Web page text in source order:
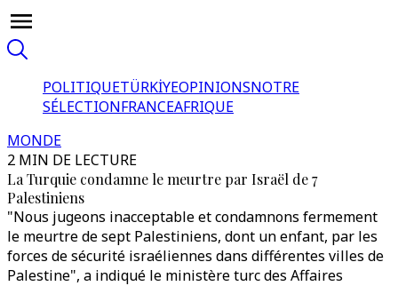
POLITIQUETÜRKİYEOPINIONSNOTRE
SÉLECTIONFRANCEAFRIQUE
MONDE
2 MIN DE LECTURE
La Turquie condamne le meurtre par Israël de 7
Palestiniens
"Nous jugeons inacceptable et condamnons fermement
le meurtre de sept Palestiniens, dont un enfant, par les
forces de sécurité israéliennes dans différentes villes de
Palestine", a indiqué le ministère turc des Affaires